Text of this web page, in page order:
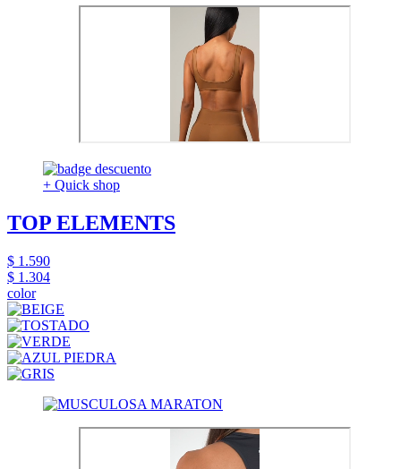
+ Quick shop
TOP ELEMENTS
$ 1.590
$ 1.304
color